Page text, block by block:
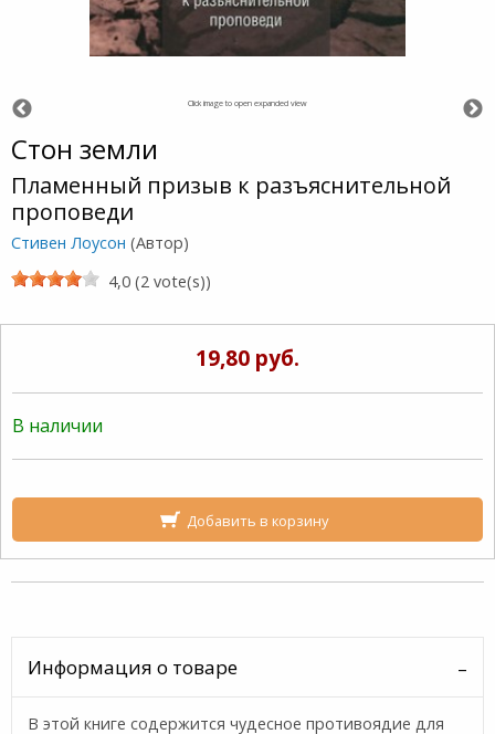
Click image to open expanded view
Стон земли
Пламенный призыв к разъяснительной
проповеди
Стивен Лоусон (Автор)
4,0 (2 vote(s))
19,80 руб.
В наличии
Добавить в корзину
Информация о товаре
В этой книге содержится чудесное противоядие для